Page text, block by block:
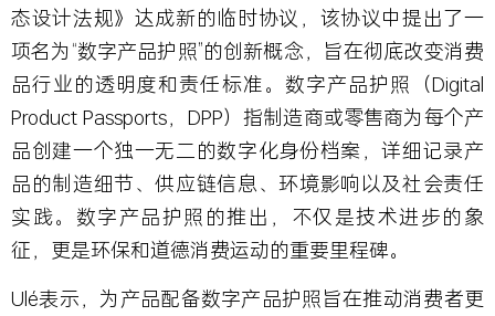
态设计法规》达成新的临时协议，该协议中提出了一
项名为“数字产品护照”的创新概念，旨在彻底改变消费
品行业的透明度和责任标准。数字产品护照（Digital
Product Passports，DPP）指制造商或零售商为每个产
品创建一个独一无二的数字化身份档案，详细记录产
品的制造细节、供应链信息、环境影响以及社会责任
实践。数字产品护照的推出，不仅是技术进步的象
征，更是环保和道德消费运动的重要里程碑。
Ulé表示，为产品配备数字产品护照旨在推动消费者更